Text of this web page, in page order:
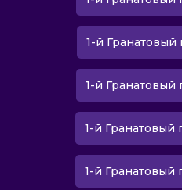
1-й Гранатовый
1-й Гранатовый
1-й Гранатовый
1-й Гранатовый